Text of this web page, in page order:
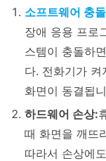
소프트웨어 충
장애 응용 프로
스템이 충돌하
다. 전화기가
화면이 동결됩
하드웨어 손상:
때 화면을 깨뜨
따라서 손상에